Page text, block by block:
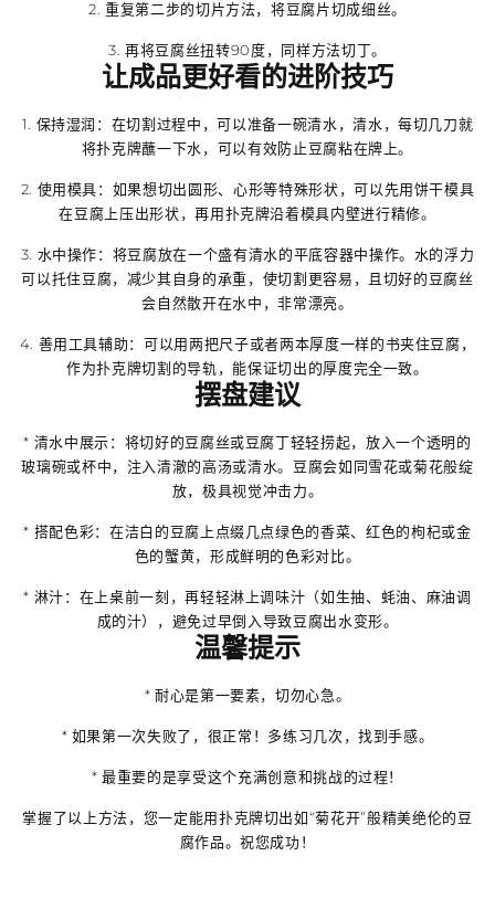
2. 重复第二步的切片方法，将豆腐片切成细丝。
3. 再将豆腐丝扭转90度，同样方法切丁。
让成品更好看的进阶技巧
1. 保持湿润 ：在切割过程中，可以准备一碗清水，清水，每切几刀就
将扑克牌蘸一下水，可以有效防止豆腐粘在牌上。
2. 使用模具：如果想切出圆形、心形等特殊形状，可以先用饼干模具
在豆腐上压出形状，再用扑克牌沿着模具内壁进行精修。
3. 水中操作：将豆腐放在一个盛有清水的平底容器中操作。水的浮力
可以托住豆腐，减少其自身的承重，使切割更容易，且切好的豆腐丝
会自然散开在水中，非常漂亮。
4. 善用工具辅助：可以用两把尺子或者两本厚度一样的书夹住豆腐，
作为扑克牌切割的导轨，能保证切出的厚度完全一致。
摆盘建议
* 清水中展示：将切好的豆腐丝或豆腐丁轻轻捞起，放入一个透明的
玻璃碗或杯中，注入清澈的高汤或清水。豆腐会如同雪花或菊花般绽
放，极具视觉冲击力。
* 搭配色彩：在洁白的豆腐上点缀几点绿色的香菜、红色的枸杞或金
色的蟹黄，形成鲜明的色彩对比。
* 淋汁：在上桌前一刻，再轻轻淋上调味汁（如生抽、蚝油、麻油调
成的汁），避免过早倒入导致豆腐出水变形。
温馨提示
* 耐心是第一要素，切勿心急。
* 如果第一次失败了，很正常！多练习几次，找到手感。
* 最重要的是享受这个充满创意和挑战的过程！
掌握了以上方法，您一定能用扑克牌切出如“菊花开”般精美绝伦的豆
腐作品。祝您成功！